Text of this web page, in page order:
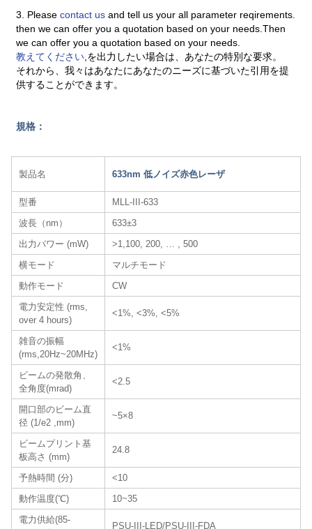
3. Pleasecontact usand tell us your all parameter reqirements.
then we can offer you a quotation based on your needs.Then
we can offer you a quotation based on your needs.
教えてください ,を出力したい場合は、あなたの特別な要求。
それから、我々はあなたにあなたのニーズに基づいた引用を提
供することができます。
規格：
製品名 633nm 低ノイズ赤色レーザ
型番
MLL-III-633
波長（nm）
633±3
出力パワー (mW)
>1,100, 200, … , 500
横モード
マルチモード
動作モード
CW
電力安定性 (rms,
over 4 hours)
<1%, <3%, <5%
雑音の振幅
(rms,20Hz~20MHz)
<1%
ビームの発散角、
全角度(mrad)
<2.5
開口部のビーム直
径 (1/e2 ,mm)
~5×8
ビームプリント基
板高さ (mm)
24.8
予熱時間 (分)
<10
動作温度(℃)
10~35
電力供給(85-
PSU-III-LED/PSU-III-FDA